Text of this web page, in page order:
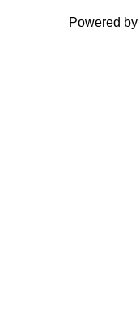
Powered by